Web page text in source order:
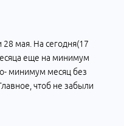
мая. На сегодня(17
еще на минимум
минимум месяц без
чтоб не забыли